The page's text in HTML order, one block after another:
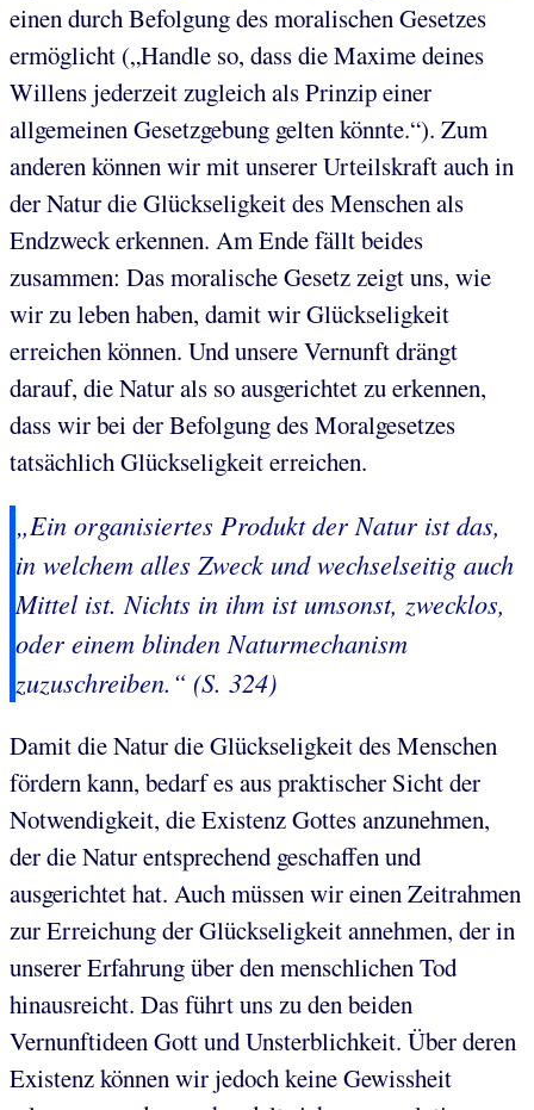
einen durch Befolgung des moralischen Gesetzes
ermöglicht („Handle so, dass die Maxime deines
Willens jederzeit zugleich als Prinzip einer
allgemeinen Gesetzgebung gelten könnte.“). Zum
anderen können wir mit unserer Urteilskraft auch in
der Natur die Glückseligkeit des Menschen als
Endzweck erkennen. Am Ende fällt beides
zusammen: Das moralische Gesetz zeigt uns, wie
wir zu leben haben, damit wir Glückseligkeit
erreichen können. Und unsere Vernunft drängt
darauf, die Natur als so ausgerichtet zu erkennen,
dass wir bei der Befolgung des Moralgesetzes
tatsächlich Glückseligkeit erreichen.
„Ein organisiertes Produkt der Natur ist das,
in welchem alles Zweck und wechselseitig auch
Mittel ist. Nichts in ihm ist umsonst, zwecklos,
oder einem blinden Naturmechanism
zuzuschreiben.“ (S. 324)
Damit die Natur die Glückseligkeit des Menschen
fördern kann, bedarf es aus praktischer Sicht der
Notwendigkeit, die Existenz Gottes anzunehmen,
der die Natur entsprechend geschaffen und
ausgerichtet hat. Auch müssen wir einen Zeitrahmen
zur Erreichung der Glückseligkeit annehmen, der in
unserer Erfahrung über den menschlichen Tod
hinausreicht. Das führt uns zu den beiden
Vernunftideen Gott und Unsterblichkeit. Über deren
Existenz können wir jedoch keine Gewissheit